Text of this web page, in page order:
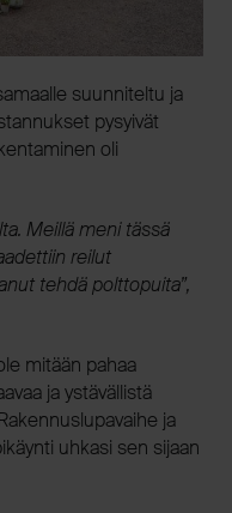
suunniteltu ja
pysyivät
oli
Meillä meni tässä
reilut
tehdä polttopuita”,
mitään pahaa
ja ystävällistä
ja
uhkasi sen sijaan